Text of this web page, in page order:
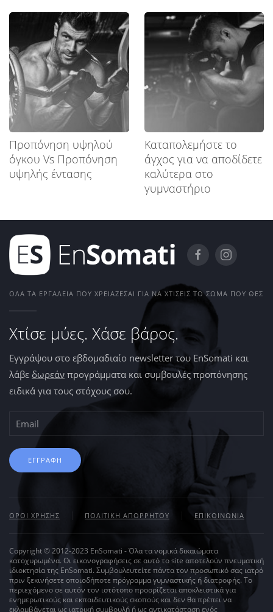
Προπόνηση υψηλού
όγκου Vs Προπόνηση
υψηλής έντασης
Καταπολεμήστε το
άγχος για να αποδίδετε
καλύτερα στο
γυμναστήριο
ΌΛΑ ΤΑ ΕΡΓΑΛΕΊΑ ΠΟΥ ΧΡΕΙΆΖΕΣΑΙ ΓΙΑ ΝΑ ΧΤΊΣΕΙΣ ΤΟ ΣΏΜΑ ΠΟΥ ΘΕΣ
Χτίσε μύες. Χάσε βάρος.
Εγγράψου στο εβδομαδιαίο newsletter του EnSomati και
λάβε δωρεάν προγράμματα και συμβουλές προπόνησης
ειδικά για τους στόχους σου.
ΕΓΓΡΑΦΗ
ΟΡΟΙ ΧΡΗΣΗΣ ΠΟΛΙΤΙΚΗ ΑΠΟΡΡΗΤΟΥ ΕΠΙΚΟΙΝΩΝΙΑ
Copyright © 2012-2023 EnSomati - Όλα τα νομικά δικαιώματα
κατοχυρωμένα. Οι εικονογραφήσεις σε αυτό το site αποτελούν πνευματική
ιδιοκτησία της EnSomati. Συμβουλευτείτε πάντα τον προσωπικό σας ιατρό
πριν ξεκινήσετε οποιοδήποτε πρόγραμμα γυμναστικής ή διατροφής. Το
περιεχόμενο σε αυτόν τον ιστότοπο προορίζεται αποκλειστικά για
ενημερωτικούς και εκπαιδευτικούς σκοπούς και δεν θα πρέπει να
εκλαμβάνεται ως ιατρική συμβουλή ή ως αντικατάσταση ενός